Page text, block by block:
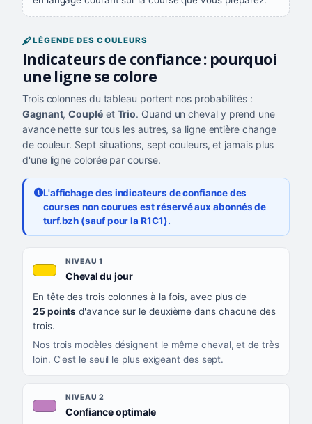
LÉGENDE DES COULEURS
Indicateurs de confiance : pourquoi
une ligne se colore
Trois colonnes du tableau portent nos probabilités :
Gagnant,Coupléet Trio. Quand un cheval y prend une
avance nette sur tous les autres, sa ligne entière change
de couleur. Sept situations, sept couleurs, et jamais plus
d'une ligne colorée par course.
L'affichage des indicateurs de confiance des
courses non courues est réservé aux abonnés de
turf.bzh (sauf pour la R1C1).
QUAND LA LIGNE PREND CETTE COULEUR
CE QUE CELA VOUS DIT
NIVEAU 1
Cheval du jour, couleur jaune or
En tête des trois colonnes à la fois, avec plus de
25 points d'avance sur le deuxième dans chacune des
trois.
Nos trois modèles désignent le même cheval, et de très
loin. C'est le seuil le plus exigeant des sept.
NIVEAU 2
Confiance optimale, couleur mauve